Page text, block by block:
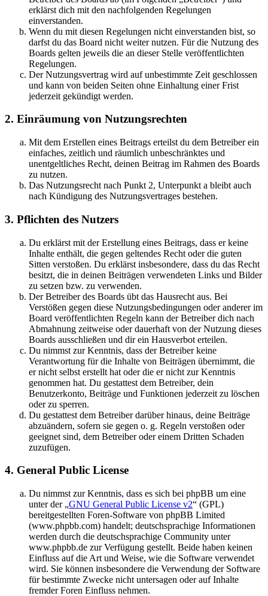
erklärst dich mit den nachfolgenden Regelungen
einverstanden.
Wenn du mit diesen Regelungen nicht einverstanden bist, so
darfst du das Board nicht weiter nutzen. Für die Nutzung des
Boards gelten jeweils die an dieser Stelle veröffentlichten
Regelungen.
Der Nutzungsvertrag wird auf unbestimmte Zeit geschlossen
und kann von beiden Seiten ohne Einhaltung einer Frist
jederzeit gekündigt werden.
2. Einräumung von Nutzungsrechten
Mit dem Erstellen eines Beitrags erteilst du dem Betreiber ein
einfaches, zeitlich und räumlich unbeschränktes und
unentgeltliches Recht, deinen Beitrag im Rahmen des Boards
zu nutzen.
Das Nutzungsrecht nach Punkt 2, Unterpunkt a bleibt auch
nach Kündigung des Nutzungsvertrages bestehen.
3. Pflichten des Nutzers
Du erklärst mit der Erstellung eines Beitrags, dass er keine
Inhalte enthält, die gegen geltendes Recht oder die guten
Sitten verstoßen. Du erklärst insbesondere, dass du das Recht
besitzt, die in deinen Beiträgen verwendeten Links und Bilder
zu setzen bzw. zu verwenden.
Der Betreiber des Boards übt das Hausrecht aus. Bei
Verstößen gegen diese Nutzungsbedingungen oder anderer im
Board veröffentlichten Regeln kann der Betreiber dich nach
Abmahnung zeitweise oder dauerhaft von der Nutzung dieses
Boards ausschließen und dir ein Hausverbot erteilen.
Du nimmst zur Kenntnis, dass der Betreiber keine
Verantwortung für die Inhalte von Beiträgen übernimmt, die
er nicht selbst erstellt hat oder die er nicht zur Kenntnis
genommen hat. Du gestattest dem Betreiber, dein
Benutzerkonto, Beiträge und Funktionen jederzeit zu löschen
oder zu sperren.
Du gestattest dem Betreiber darüber hinaus, deine Beiträge
abzuändern, sofern sie gegen o. g. Regeln verstoßen oder
geeignet sind, dem Betreiber oder einem Dritten Schaden
zuzufügen.
4. General Public License
Du nimmst zur Kenntnis, dass es sich bei phpBB um eine
unter der „GNU General Public License v2“ (GPL)
bereitgestellten Foren-Software von phpBB Limited
(www.phpbb.com) handelt; deutschsprachige Informationen
werden durch die deutschsprachige Community unter
www.phpbb.de zur Verfügung gestellt. Beide haben keinen
Einfluss auf die Art und Weise, wie die Software verwendet
wird. Sie können insbesondere die Verwendung der Software
für bestimmte Zwecke nicht untersagen oder auf Inhalte
fremder Foren Einfluss nehmen.